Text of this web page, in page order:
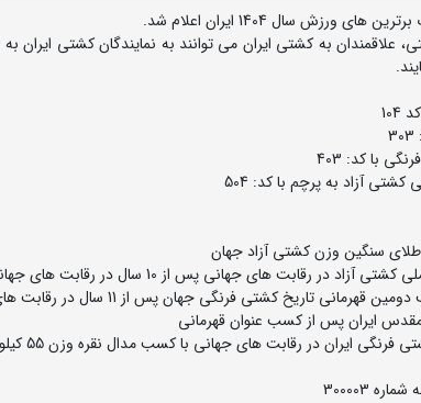
به کشتی ایران می توانند به نمایندگان کشتی ایران به
300003